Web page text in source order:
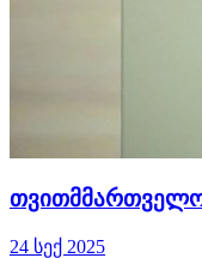
24 სექ 2025